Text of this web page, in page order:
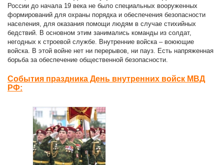
России до начала 19 века не было специальных вооруженных
формирований для охраны порядка и обеспечения безопасности
населения, для оказания помощи людям в случае стихийных
бедствий. В основном этим занимались команды из солдат,
негодных к строевой службе. Внутренние войска – воюющие
войска. В этой войне нет ни перерывов, ни пауз. Есть напряженная
борьба за обеспечение общественной безопасности.
События праздника День внутренних войск МВД
РФ: